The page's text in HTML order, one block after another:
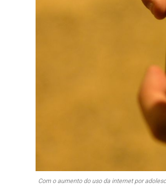
Com o aumento do uso da internet por